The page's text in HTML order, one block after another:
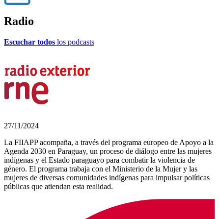
Radio
Escuchar todos los podcasts
27/11/2024
La FIIAPP acompaña, a través del programa europeo de Apoyo a la
Agenda 2030 en Paraguay, un proceso de diálogo entre las mujeres
indígenas y el Estado paraguayo para combatir la violencia de
género. El programa trabaja con el Ministerio de la Mujer y las
mujeres de diversas comunidades indígenas para impulsar políticas
públicas que atiendan esta realidad.